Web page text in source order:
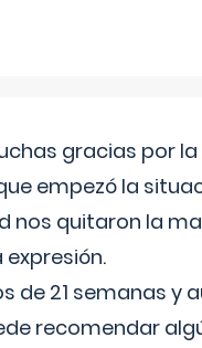
gracias por
empezó la
nos quitaron la
de 21 semanas y
recomendar